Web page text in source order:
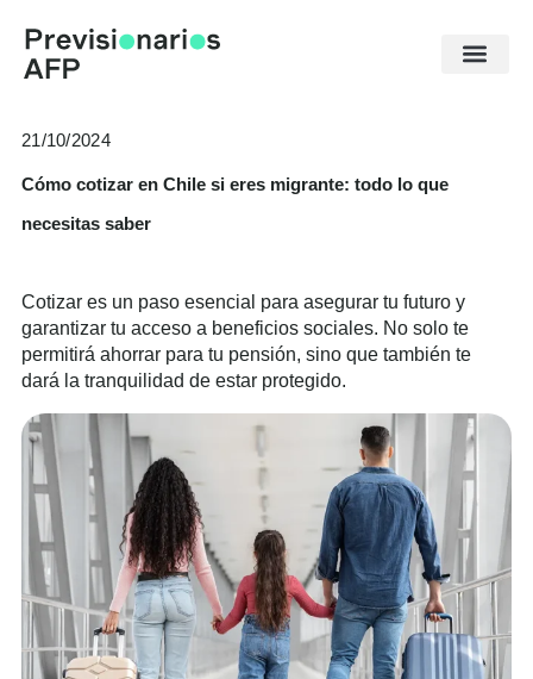
contenido
21/10/2024
Cómo cotizar en Chile si eres migrante: todo lo que
necesitas saber
Cotizar es un paso esencial para asegurar tu futuro y
garantizar tu acceso a beneficios sociales. No solo te
permitirá ahorrar para tu pensión, sino que también te
dará la tranquilidad de estar protegido.